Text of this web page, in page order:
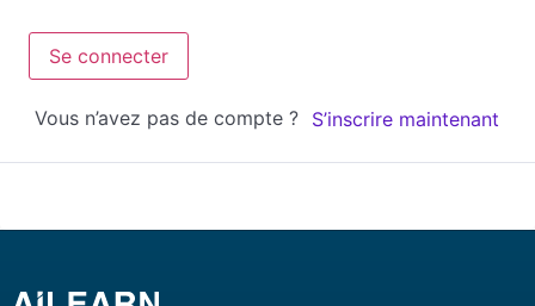
Se connecter
Vous n’avez pas de compte ? S’inscrire maintenant